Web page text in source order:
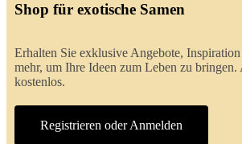
Shop für exotische Samen
Erhalten Sie exklusive Angebote,
mehr, um Ihre Ideen zum Leben zu bringen.
kostenlos.
Registrieren oder Anmelden